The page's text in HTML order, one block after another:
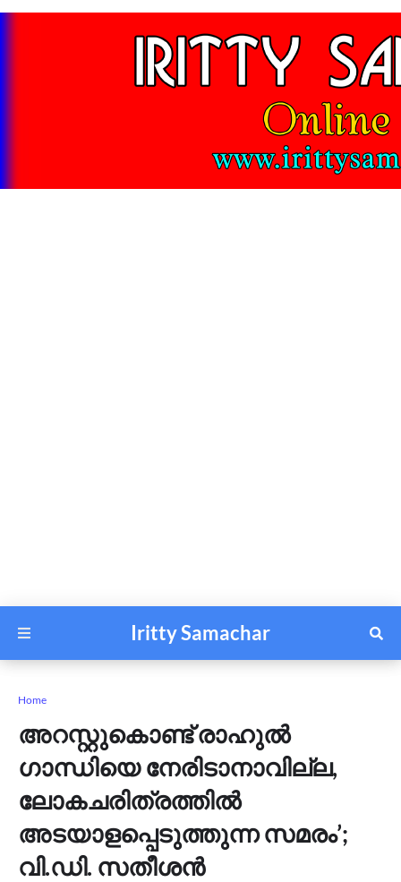
Iritty Samachar
Home
അറസ്റ്റുകൊണ്ട് രാഹുൽ
ഗാന്ധിയെ നേരിടാനാവില്ല,
ലോകചരിത്രത്തിൽ
അടയാളപ്പെടുത്തുന്ന സമരം’;
വി.ഡി. സതീശൻ